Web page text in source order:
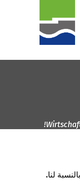
لنا.